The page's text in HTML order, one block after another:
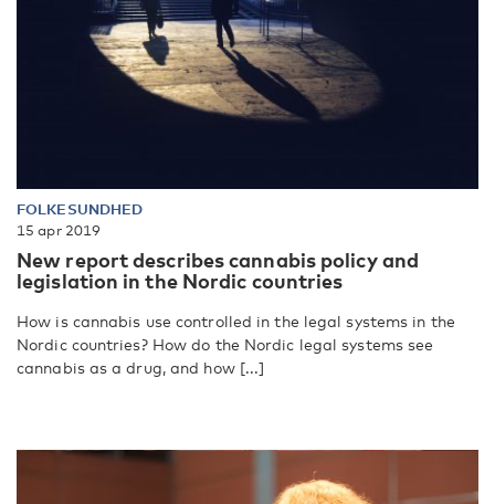
FOLKESUNDHED
15 apr 2019
New report describes cannabis policy and
legislation in the Nordic countries
How is cannabis use controlled in the legal systems in the
Nordic countries? How do the Nordic legal systems see
cannabis as a drug, and how [...]